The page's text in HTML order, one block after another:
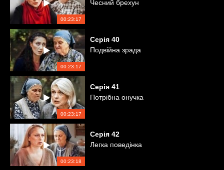
00:23:17
Чесний брехун
00:23:17
Серія 40
Подвійна зрада
00:23:17
Серія 41
Потрібна онучка
00:23:18
Серія 42
Легка поведінка